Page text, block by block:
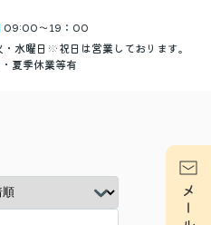
09:00～19：00
・水曜日※祝日は営業しております。
夏季休業等有